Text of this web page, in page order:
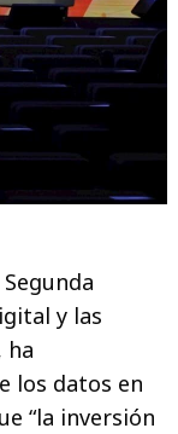
y las
ha
los datos en
“la inversión